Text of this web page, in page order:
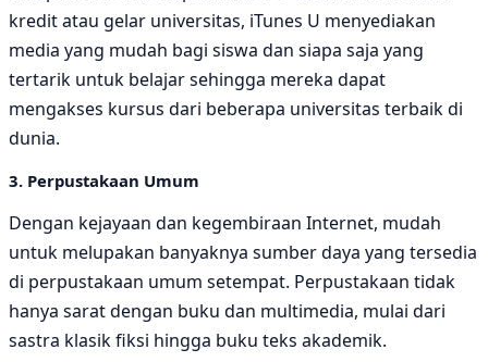
kredit atau gelar universitas, iTunes U menyediakan
media yang mudah bagi siswa dan siapa saja yang
tertarik untuk belajar sehingga mereka dapat
mengakses kursus dari beberapa universitas terbaik di
dunia.
3. Perpustakaan Umum
Dengan kejayaan dan kegembiraan Internet, mudah
untuk melupakan banyaknya sumber daya yang tersedia
di perpustakaan umum setempat. Perpustakaan tidak
hanya sarat dengan buku dan multimedia, mulai dari
sastra klasik fiksi hingga buku teks akademik.